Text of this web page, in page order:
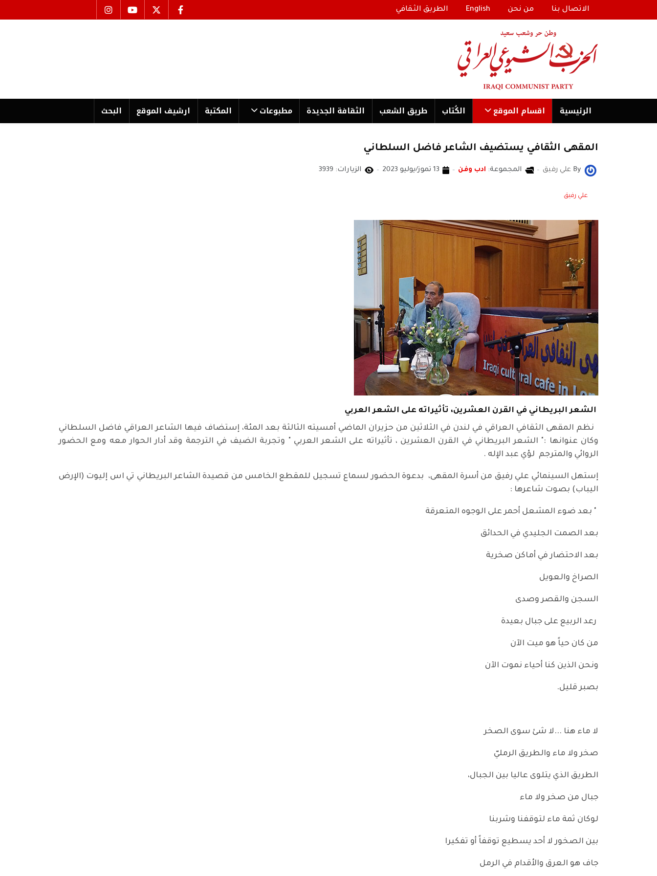
الاتصال بنا من نحن English الطريق الثقافي
الرئیسية اقسام الموقع الكُتاب طریق الشعب الثقافة الجدیدة مطبوعات المكتبة ارشیف الموقع البحث
المقهى الثقافي يستضيف الشاعر فاضل السلطاني
By علي رفيق المجموعة: ادب وفن 13 تموز/يوليو 2023 الزيارات: 3939
علي رفيق
الشعر البريطاني في القرن العشرين، تأثيراته على الشعر العربي
نظم المقهى الثقافي العراقي في لندن في الثلاثين من حزيران الماضي أمسيته الثالثة بعد المئة، إستضاف فيها الشاعر العراقي فاضل السلطاني
وكان عنوانها :" الشعر البريطاني في القرن العشرين ، تأثيراته على الشعر العربي " وتجربة الضيف في الترجمة وقد أدار الحوار معه ومع الحضور
الروائي والمترجم لؤي عبد الإله .
إستهل السينمائي علي رفيق من أسرة المقهى، بدعوة الحضور لسماع تسجيل للمقطع الخامس من قصيدة الشاعر البريطاني تي اس إليوت (الإرض
اليباب) بصوت شاعرها :
" بعد ضوء المشعل أحمر على الوجوه المتعرقة
بعد الصمت الجليدي في الحدائق
بعد الاحتضار في أماكن صخرية
الصراخ والعويل
السجن والقصر وصدى
رعد الربيع على جبال بعيدة
من كان حياً هو ميت الآن
ونحن الذين كنا أحياء نموت الآن
بصبر قليل.
لا ماء هنا ...لا شئ سوى الصخر
صخر ولا ماء والطريق الرمليّ
الطريق الذي يتلوى عاليا بين الجبال،
جبال من صخر ولا ماء
لوكان ثمة ماء لتوقفنا وشربنا
بين الصخور لا أحد يسطيع توقفاً أو تفكيرا
جاف هو العرق والأقدام في الرمل